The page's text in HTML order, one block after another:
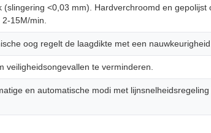
<0,03 mm). Hardverchroomd en
15M/min.
oog regelt de laagdikte met een nauwkeurigheid
te verminderen.
en automatische modi met